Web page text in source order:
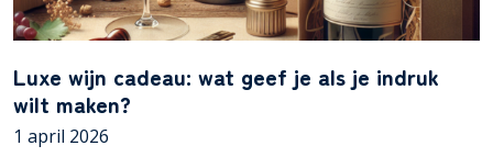
Luxe wijn cadeau: wat geef je als je indruk
wilt maken?
1 april 2026